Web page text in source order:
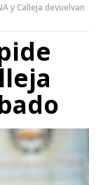
y Calleja devuelvan